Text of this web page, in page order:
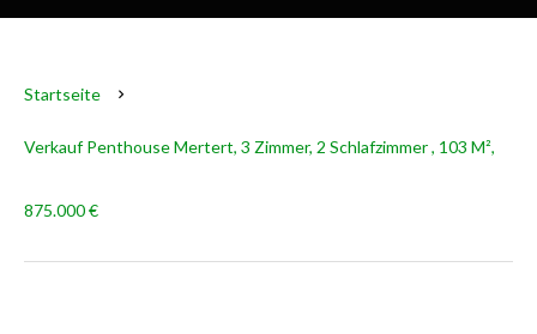
Startseite
Verkauf Penthouse Mertert, 3 Zimmer, 2 Schlafzimmer , 103 M²,
875.000 €